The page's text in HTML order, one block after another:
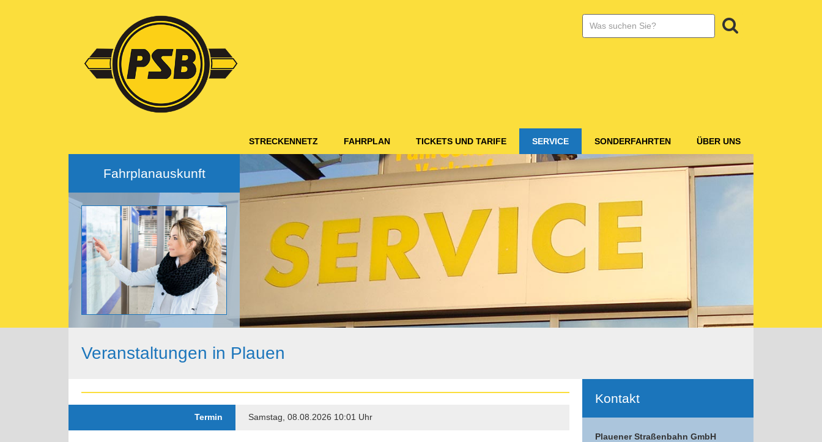
STRECKENNETZ FAHRPLAN TICKETS UND TARIFE SERVICE SONDERFAHRTEN ÜBER UNS
Fahrplanauskunft
Veranstaltungen in Plauen
Termin Samstag, 08.08.2026 10:01 Uhr
Kontakt
Plauener Straßenbahn GmbH